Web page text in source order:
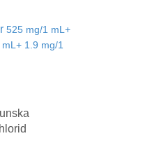
525 mg/1 mL+
1.9 mg/1